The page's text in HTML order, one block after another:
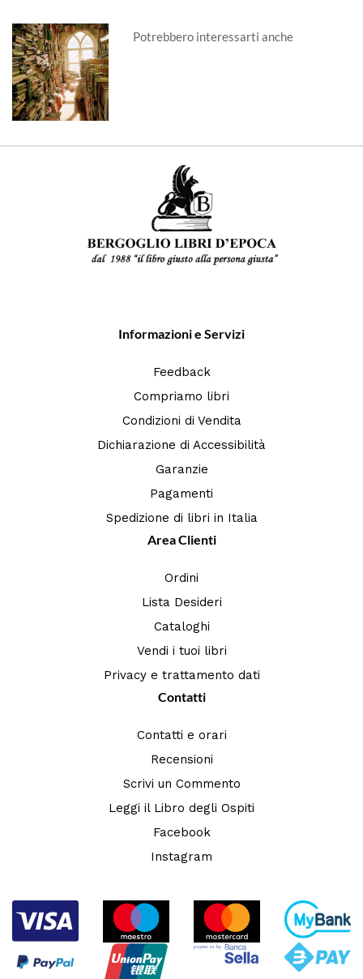
Potrebbero interessarti anche
Informazioni e Servizi
Feedback
Compriamo libri
Condizioni di Vendita
Dichiarazione di Accessibilità
Garanzie
Pagamenti
Spedizione di libri in Italia
Area Clienti
Ordini
Lista Desideri
Cataloghi
Vendi i tuoi libri
Privacy e trattamento dati
Contatti
Contatti e orari
Recensioni
Scrivi un Commento
Leggi il Libro degli Ospiti
Facebook
Instagram